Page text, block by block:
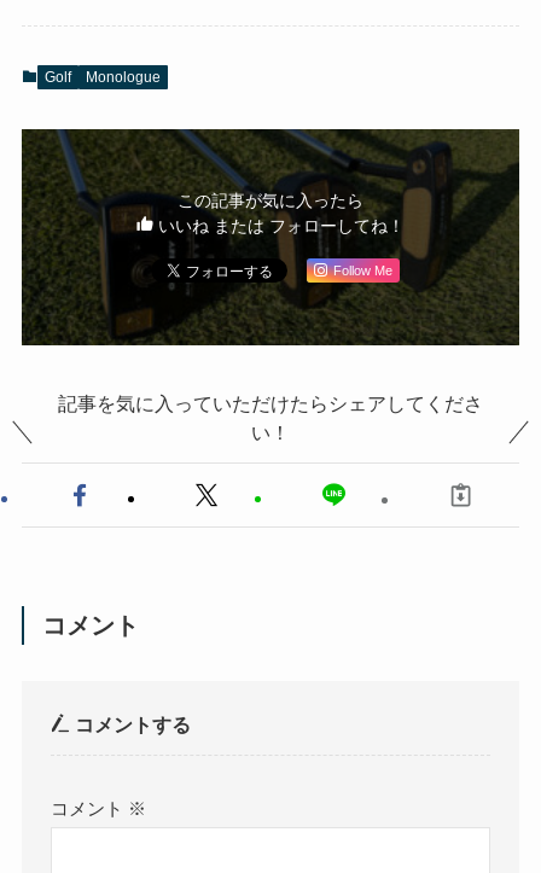
Golf Monologue
この記事が気に入ったら
いいね または フォローしてね！
Follow Me
記事を気に入っていただけたらシェアしてくださ
い！
コメント
コメントする
コメント ※